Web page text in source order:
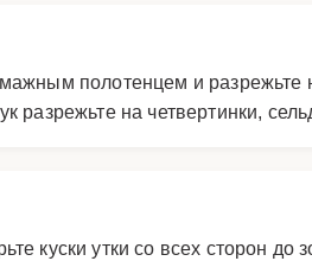
полотенцем и разрежьте
разрежьте на четвертинки,
куски утки со всех сторон до